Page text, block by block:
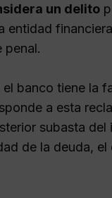
un delito
penal.
banco tiene la
a esta
subasta del
de la deuda,